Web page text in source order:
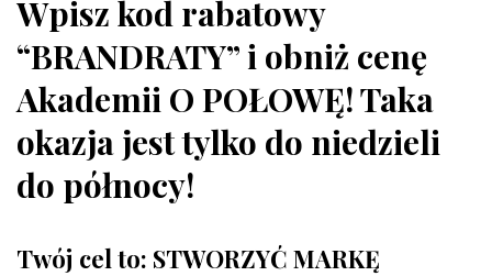
Wpisz kod rabatowy
“BRANDRATY” i obniż cenę
Akademii O POŁOWĘ! Taka
okazja jest tylko do niedzieli
do północy!
Twój cel to: STWORZYĆ MARKĘ